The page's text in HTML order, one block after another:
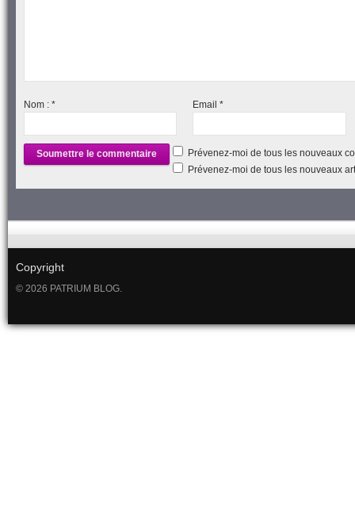
Nom : * Email*
Prévenez-moi de tous les nouveaux
Prévenez-moi de tous les nouveaux
Copyright
© 2026 PATRIUM BLOG.